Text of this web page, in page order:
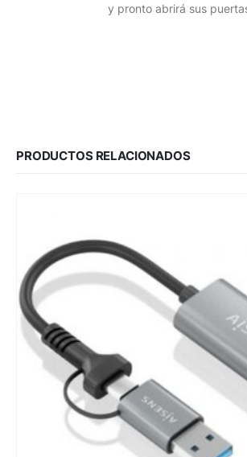
y pronto abrirá sus
PRODUCTOS RELACIONADOS